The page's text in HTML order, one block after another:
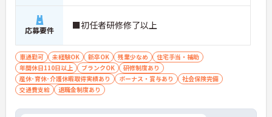
応募要件 ■初任者研修修了以上
車通勤可 未経験OK 新卒OK 残業少なめ
住宅手当・補助
年間休日110日以上
ブランクOK
研修制度あり
産休･育休･介護休暇取得実績あり
ボーナス・賞与あり
社会保険完備
交通費支給
退職金制度あり